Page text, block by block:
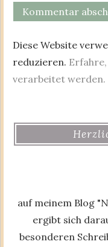
Diese Website
reduzieren.
verarbeitet werden.
auf meinem Blog
ergibt sich
besonderen